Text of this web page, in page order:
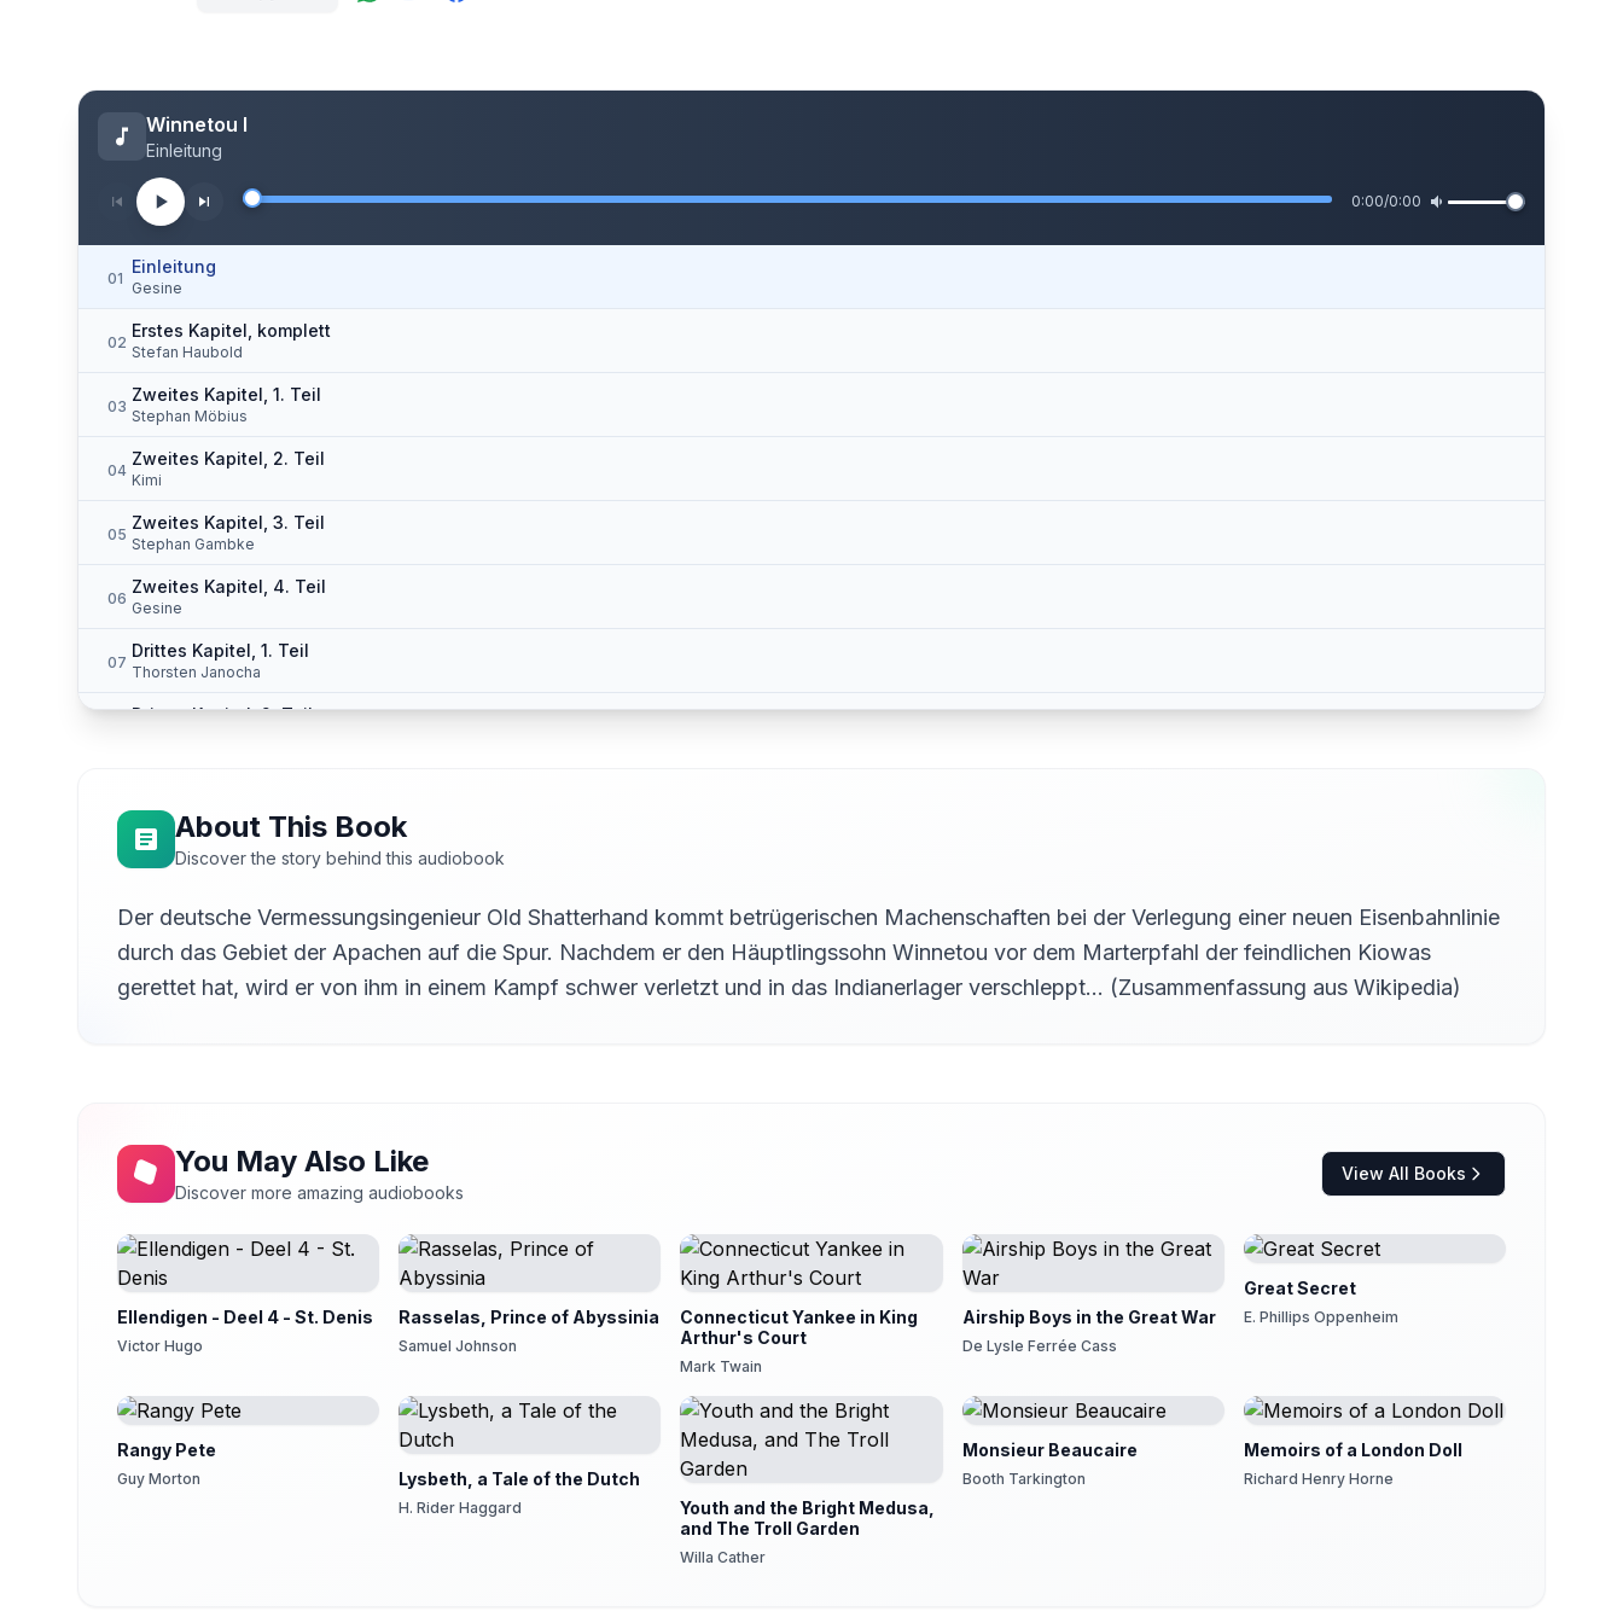
Winnetou I
Einleitung
0:00/0:00
01
Einleitung
Gesine
02
Erstes Kapitel, komplett
Stefan Haubold
03
Zweites Kapitel, 1. Teil
Stephan Möbius
04
Zweites Kapitel, 2. Teil
Kimi
05
Zweites Kapitel, 3. Teil
Stephan Gambke
06
Zweites Kapitel, 4. Teil
Gesine
07
Drittes Kapitel, 1. Teil
Thorsten Janocha
Drittes Kapitel, 2. Teil
10
Drittes Kapitel, 4. Teil
Viktor Horvath
Drittes Kapitel, 5. Teil
Andreas
12
Felix
Viertes Kapitel, 4. Teil
Felix
16
Felix
Fuenftes Kapitel, 1. Teil
Kimi
Fuenftes Kapitel, 2. Teil
Fuenftes Kapitel, 3. Teil
Gesine
Fuenftes Kapitel, 4. Teil
About This Book
Discover the story behind this audiobook
Der deutsche Vermessungsingenieur Old Shatterhand kommt betrügerischen Machenschaften bei der Verlegung einer neuen Eisenbahnlinie
durch das Gebiet der Apachen auf die Spur. Nachdem er den Häuptlingssohn Winnetou vor dem Marterpfahl der feindlichen Kiowas
gerettet hat, wird er von ihm in einem Kampf schwer verletzt und in das Indianerlager verschleppt... (Zusammenfassung aus Wikipedia)
You May Also Like
Discover more amazing audiobooks
View All Books
Ellendigen - Deel 4 - St. Denis
Victor Hugo
Rasselas, Prince of Abyssinia
Samuel Johnson
Connecticut Yankee in King
Arthur's Court
Mark Twain
Airship Boys in the Great War
De Lysle Ferrée Cass
Great Secret
E. Phillips Oppenheim
Rangy Pete
Guy Morton Lysbeth, a Tale of the Dutch
H. Rider Haggard
Youth and the Bright Medusa,
and The Troll Garden
Willa Cather
Monsieur Beaucaire
Booth Tarkington
Memoirs of a London Doll
Richard Henry Horne